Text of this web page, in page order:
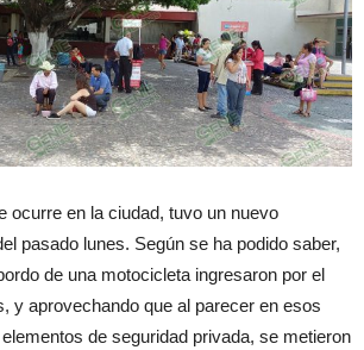
ocurre en la ciudad, tuvo un nuevo
pasado lunes. Según se ha podido saber,
de una motocicleta ingresaron por el
y aprovechando que al parecer en esos
de seguridad privada, se metieron